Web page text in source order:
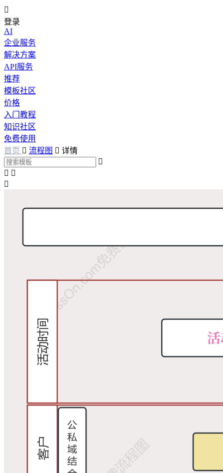

登录
AI
企业服务
解决方案
API服务
推荐
模板社区
价格
入门教程
知识社区
免费使用
首页  流程图  详情

 
